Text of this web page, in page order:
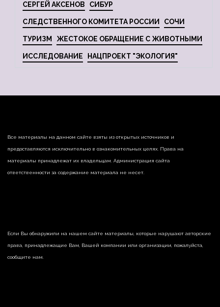
СЕРГЕЙ АКСЕНОВ СИБУР
СЛЕДСТВЕННОГО КОМИТЕТА РОССИИ СОЧИ
ТУРИЗМ ЖЕСТОКОЕ ОБРАЩЕНИЕ С ЖИВОТНЫМИ
ИССЛЕДОВАНИЕ НАЦПРОЕКТ "ЭКОЛОГИЯ"
Все материалы на данном сайте взяты из открытых источников и
предоставляются исключительно в ознакомительных целях. Права на
материалы принадлежат их владельцам. Администрация сайта
ответственности за содержание материала не несет.
Если Вы обнаружили на нашем сайте материалы, которые нарушают авторские
права, принадлежащие Вам, Вашей компании или организации, пожалуйста,
сообщите нам.